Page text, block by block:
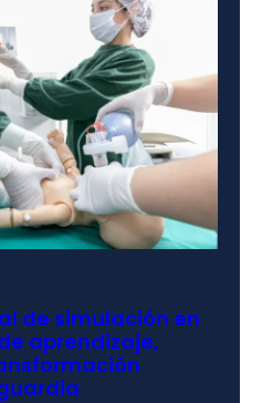
de simulación en
aprendizaje,